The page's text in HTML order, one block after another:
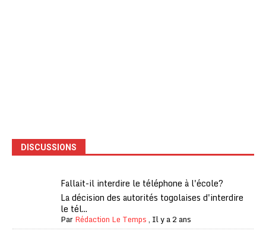
DISCUSSIONS
Fallait-il interdire le téléphone à l'école?
La décision des autorités togolaises d'interdire
le tél...
ParRédaction Le Temps, Il y a 2 ans